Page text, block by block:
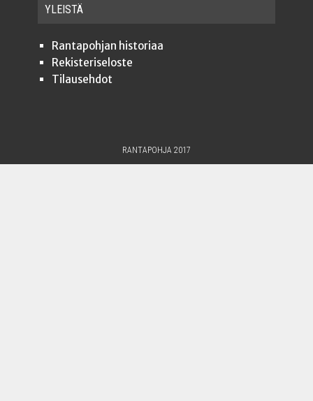
YLEISTÄ
Ran­ta­poh­jan historiaa
Rekis­te­ri­se­los­te
Tilauseh­dot
RANTAPOHJA 2017